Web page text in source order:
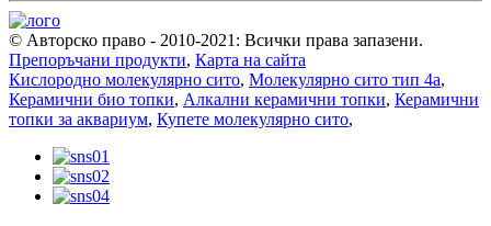
© Авторско право - 2010-2021: Всички права запазени.
Препоръчани продукти, Карта на сайта
Кислородно молекулярно сито, Молекулярно сито тип 4а,
Керамични био топки, Алкални керамични топки, Керамични
топки за аквариум, Купете молекулярно сито,